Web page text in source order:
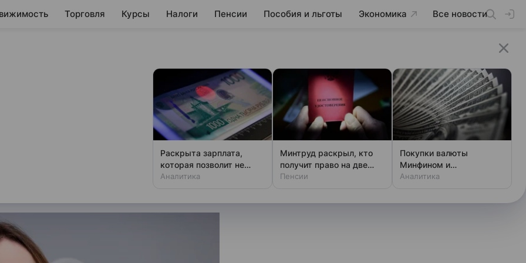
Торговля Курсы Налоги Пенсии Пособия и льготы Экономика Все новости
длительные
говорится в сообщении
Раскрыта зарплата,
которая позволит не
чувствовать зависти
Аналитика
Минтруд раскрыл, кто
получит право на две
пенсии
Пенсии
Покупки валюты
Минфином и
спекулянтами разогнали
Аналитика